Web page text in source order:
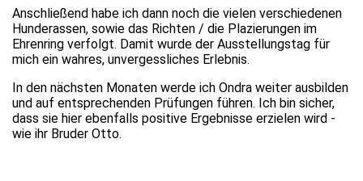
Anschließend habe ich dann noch die vielen verschiedenen
Hunderassen, sowie das Richten / die Plazierungen im
Ehrenring verfolgt. Damit wurde der Ausstellungstag für
mich ein wahres, unvergessliches Erlebnis.
In den nächsten Monaten werde ich Ondra weiter ausbilden
und auf entsprechenden Prüfungen führen. Ich bin sicher,
dass sie hier ebenfalls positive Ergebnisse erzielen wird -
wie ihr Bruder Otto.